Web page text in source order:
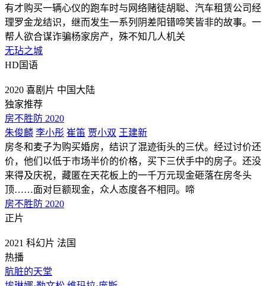
有才购买一辆心仪的跑车时与网络赌徒胡聪、汽车租赁公司经
理罗金龙结识，继而发生一系列阴差阳错啼笑皆非的故事。一
帮人欲合谋诈骗杨家房产，殊不知几人机关
无玷之城
HD国语
2020 喜剧片 中国大陆
独家推荐
房不胜防 2020
朱俊麟 李小彤 崔笛 贾小双 王建新
房冬和麦子为购买婚房，结识了混迹街头的三伏。经过讨价还
价，他们以低于市场半价的价格，买下三伏手中的房子。还没
来得及庆祝，藏匿在天花板上的一千万元现金砸落在房冬头
顶……面对巨额现金，众人态度各不相同。啼
房不胜防 2020
正片
2021 科幻片 法国
热播
肮脏的天堂